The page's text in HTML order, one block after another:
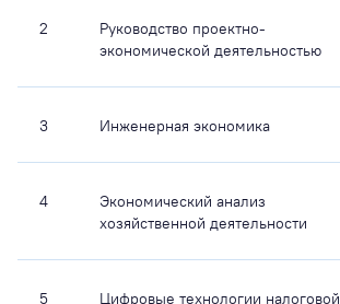
2
Руководство проектно-
экономической деятельностью
3 Инженерная экономика
4
Экономический анализ
хозяйственной деятельности
5
Цифровые технологии налоговой